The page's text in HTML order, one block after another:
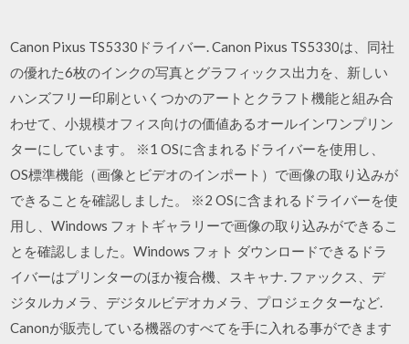
Canon Pixus TS5330ドライバー. Canon Pixus TS5330は、同社
の優れた6枚のインクの写真とグラフィックス出力を、新しい
ハンズフリー印刷といくつかのアートとクラフト機能と組み合
わせて、小規模オフィス向けの価値あるオールインワンプリン
ターにしています。 ※1 OSに含まれるドライバーを使用し、
OS標準機能（画像とビデオのインポート）で画像の取り込みが
できることを確認しました。 ※2 OSに含まれるドライバーを使
用し、Windows フォトギャラリーで画像の取り込みができるこ
とを確認しました。Windows フォト ダウンロードできるドラ
イバーはプリンターのほか複合機、スキャナ. ファックス、デ
ジタルカメラ、デジタルビデオカメラ、プロジェクターなど.
Canonが販売している機器のすべてを手に入れる事ができます